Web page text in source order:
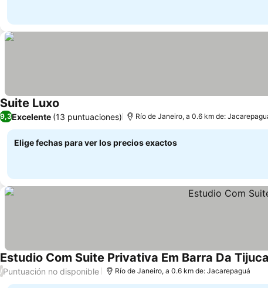
Suite Luxo
9,3Excelente (13 puntuaciones) Río de Janeiro, a 0.6 km de:
Elige fechas para ver los precios exactos
Estudio Com Suite Privativa Em Barra Da Tijuca
/Puntuación no disponible Río de Janeiro, a 0.6 km de: Jacarepaguá